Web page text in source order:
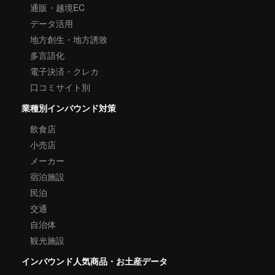
通販・越境EC
データ活用
地方創生・地方誘致
多言語化
電子決済・クレカ
口コミサイト別
業種別インバウンド対策
飲食店
小売店
メーカー
宿泊施設
民泊
交通
自治体
観光施設
インバウンド人気商品・お土産データ